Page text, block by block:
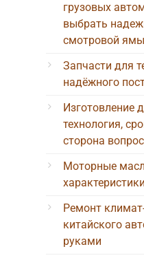
грузовых
выбрать
смотровой ямы
Запчасти для
надёжного
Изготовление
технология,
сторона
Моторные
Ремонт
китайского
руками